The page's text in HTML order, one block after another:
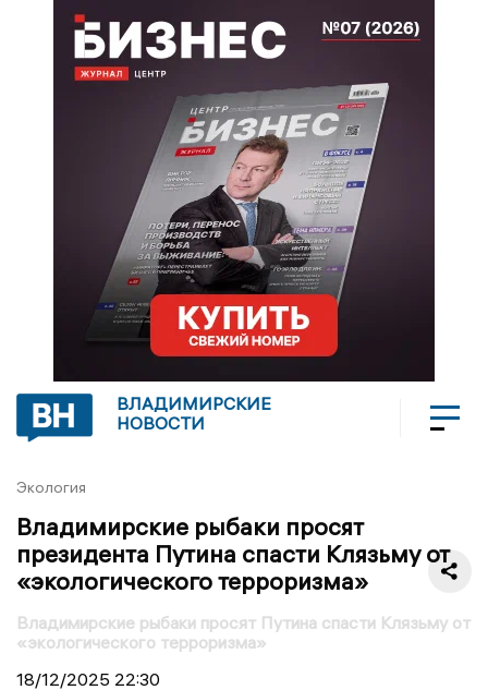
ВЛАДИМИРСКИЕ
НОВОСТИ
Экология
Владимирские рыбаки просят
президента Путина спасти Клязьму от
«экологического терроризма»
Владимирские рыбаки просят Путина спасти Клязьму от
«экологического терроризма»
18/12/2025 22:30